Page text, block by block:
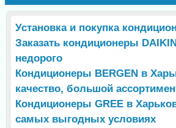
Установка и покупка
Заказать кондиционеры
недорого
Кондиционеры BERGEN в
качество, большой
Кондиционеры GREE в
самых выгодных условиях